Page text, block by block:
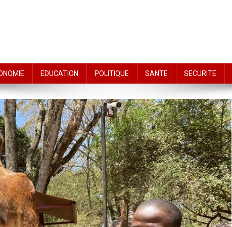
EDUCATION POLITIQUE SANTE SECURITE